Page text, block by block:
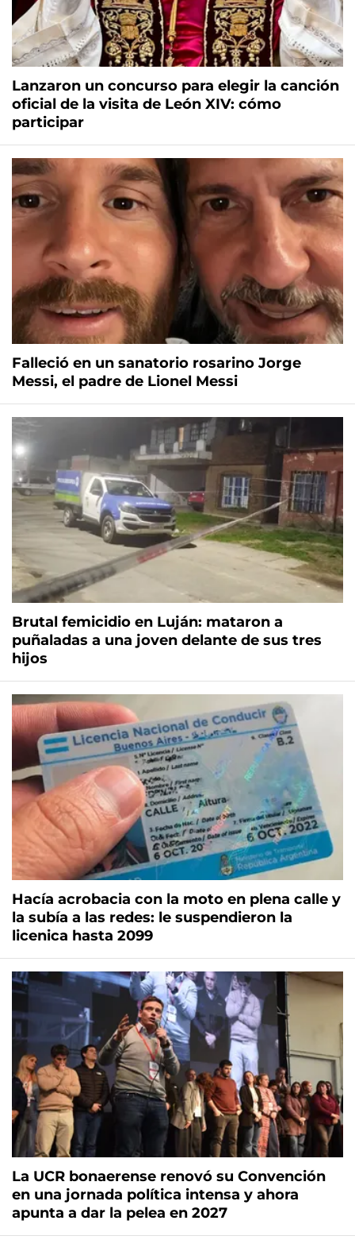
Lanzaron un concurso para elegir la canción
oficial de la visita de León XIV: cómo
participar
Falleció en un sanatorio rosarino Jorge
Messi, el padre de Lionel Messi
Brutal femicidio en Luján: mataron a
puñaladas a una joven delante de sus tres
hijos
Hacía acrobacia con la moto en plena calle y
la subía a las redes: le suspendieron la
licenica hasta 2099
La UCR bonaerense renovó su Convención
en una jornada política intensa y ahora
apunta a dar la pelea en 2027